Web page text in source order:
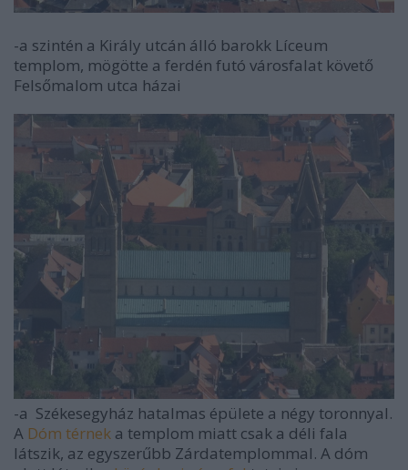
-a szintén a Király utcán álló barokk Líceum
templom, mögötte a ferdén futó városfalat követő
Felsőmalom utca házai
-a Székesegyház hatalmas épülete a négy toronnyal.
A Dóm térnek a templom miatt csak a déli fala
látszik, az egyszerűbb Zárdatemplommal. A dóm